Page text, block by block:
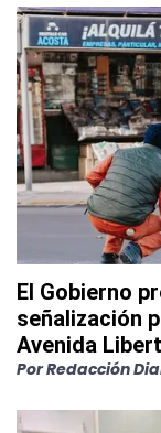
El Gobierno
señalización
Avenida
PorRedacción